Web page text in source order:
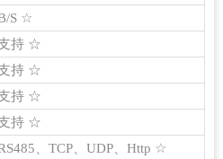
S ☆
持 ☆
持 ☆
持 ☆
持 ☆
、TCP、UDP、Http ☆